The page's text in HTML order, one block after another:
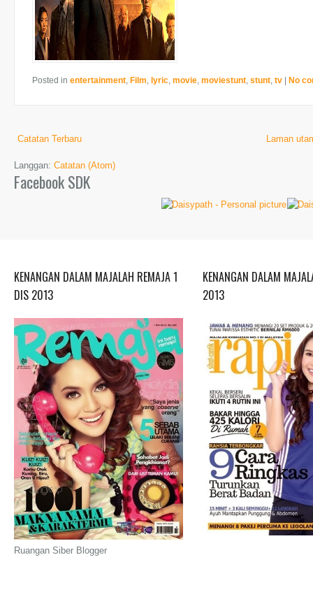
Posted in entertainment, Film, lyric, movie, moviestunt, stunt, tv No
Catatan Terbaru Laman
Langgan: Catatan (Atom)
Facebook SDK
KENANGAN DALAM MAJALAH REMAJA 1
DIS 2013
Ruangan Siber Blogger
KENANGAN DALAM
2013